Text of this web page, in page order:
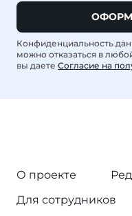
Конфиденциальность
можно отказаться в
вы даете Согласие на
О проекте
Для сотрудников